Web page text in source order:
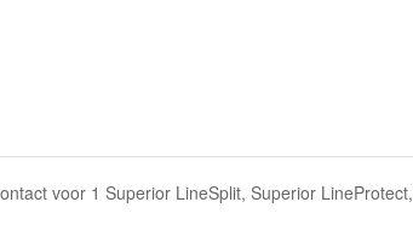
voor 1 Superior LineSplit, Superior LineProtect,